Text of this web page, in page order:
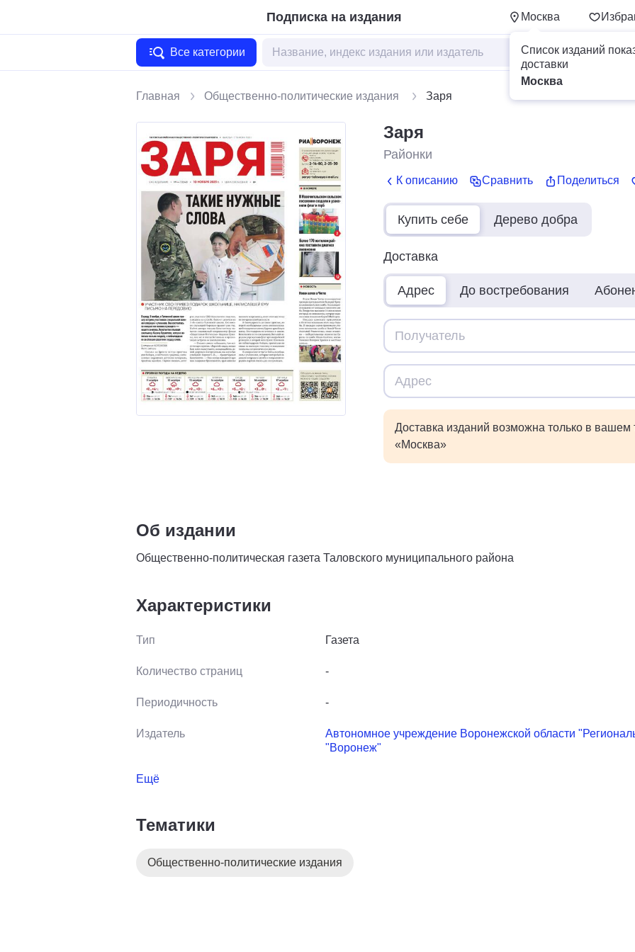
Подписка на издания Москва
Список изданий
доставки
Москва
Все категории
Главная Общественно-политические издания Заря
Заря
Районки
К описанию Сравнить Поделиться
Купить себе Дерево добра
Доставка
Адрес До востребования
Доставка изданий возможна только в вашем
«Москва»
Об издании
Общественно-политическая газета Таловского муниципального района
Характеристики
Тип Газета
Количество страниц -
Периодичность -
Издатель
Автономное учреждение Воронежской области
"Воронеж"
Ещё
Тематики
Общественно-политические издания